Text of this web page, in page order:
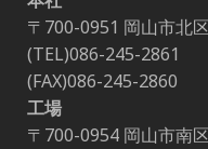
〒700-0951 岡山市北
(TEL)086-245-2861
(FAX)086-245-2860
工場
〒700-0954 岡山市南